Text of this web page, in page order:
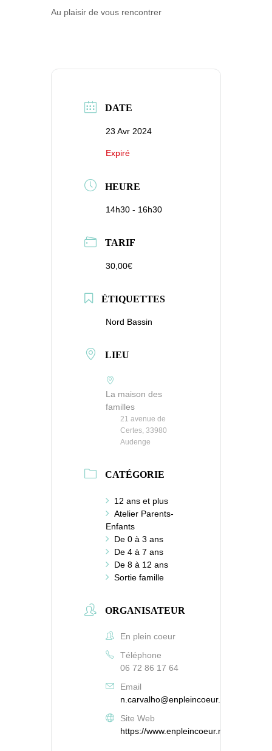
Au plaisir de vous rencontrer
DATE
23 Avr 2024
Expiré
HEURE
14h30 - 16h30
TARIF
30,00€
ÉTIQUETTES
Nord Bassin
LIEU
La maison des
familles
21 avenue de
Certes, 33980
Audenge
CATÉGORIE
12 ans et plus
Atelier Parents-
Enfants
De 0 à 3 ans
De 4 à 7 ans
De 8 à 12 ans
Sortie famille
ORGANISATEUR
En plein coeur
Téléphone
06 72 86 17 64
Email
n.carvalho@enpleincoeur.net
Site Web
https://www.enpleincoeur.net